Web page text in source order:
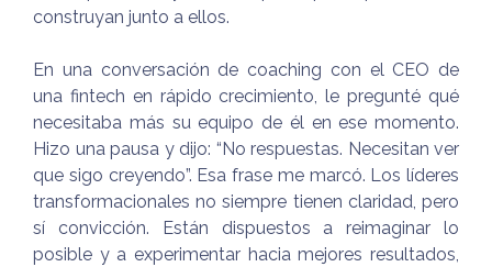
construyan junto a ellos.
En una conversación de coaching con el CEO de
una fintech en rápido crecimiento, le pregunté qué
necesitaba más su equipo de él en ese momento.
Hizo una pausa y dijo: “No respuestas. Necesitan ver
que sigo creyendo”. Esa frase me marcó. Los líderes
transformacionales no siempre tienen claridad, pero
sí convicción. Están dispuestos a reimaginar lo
posible y a experimentar hacia mejores resultados,